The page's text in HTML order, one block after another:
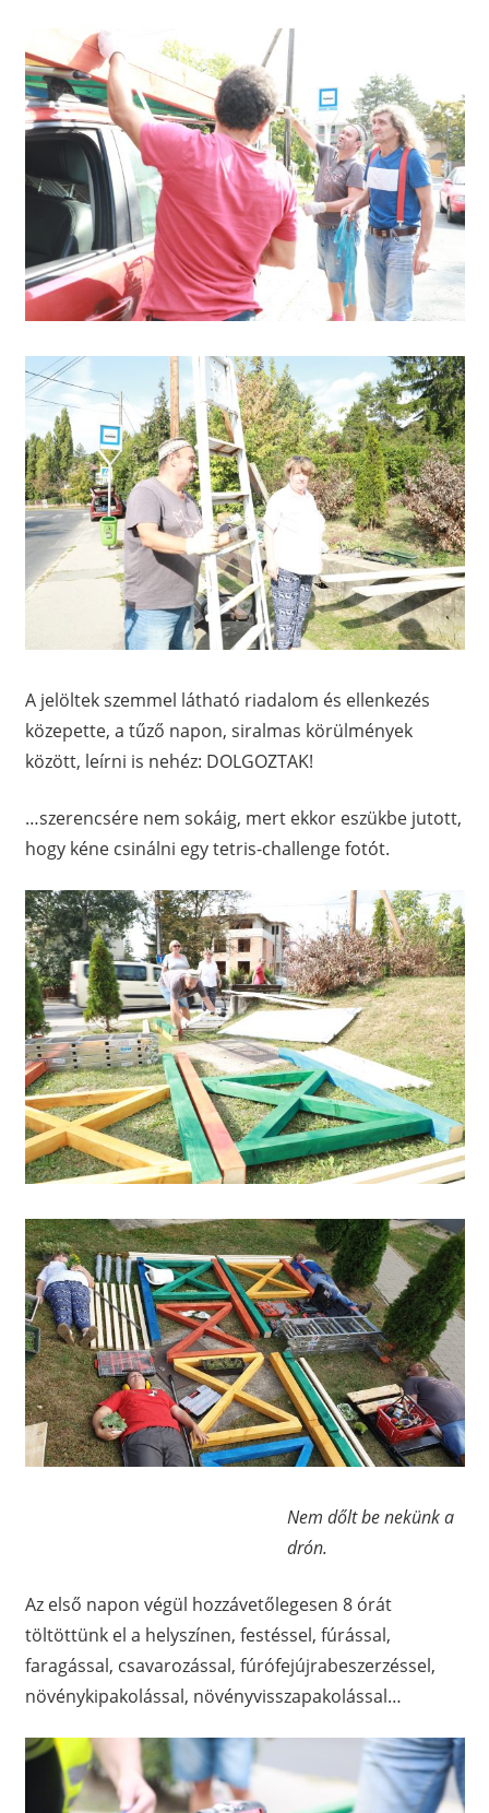
A jelöltek szemmel látható riadalom és ellenkezés
közepette, a tűző napon, siralmas körülmények
között, leírni is nehéz: DOLGOZTAK!
…szerencsére nem sokáig, mert ekkor eszükbe jutott,
hogy kéne csinálni egy tetris-challenge fotót.
Nem dőlt be nekünk a
drón.
Az első napon végül hozzávetőlegesen 8 órát
töltöttünk el a helyszínen, festéssel, fúrással,
faragással, csavarozással, fúrófejújrabeszerzéssel,
növénykipakolással, növényvisszapakolással…